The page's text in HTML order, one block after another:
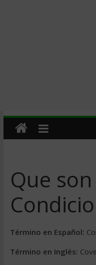
Que son
Término en Español:
Término en Inglés: